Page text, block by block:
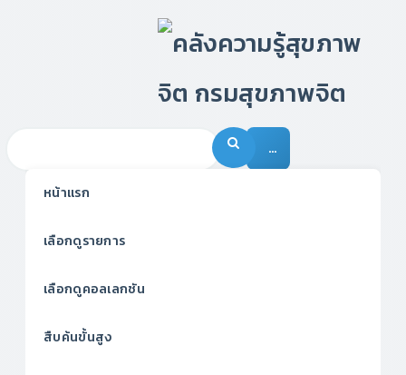
…
หน้าแรก
เลือกดูรายการ
เลือกดูคอลเลกชัน
สืบค้นขั้นสูง